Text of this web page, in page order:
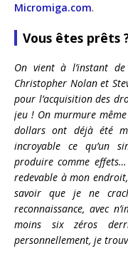
Micromiga.com.
Vous êtes prêts
On vient à l’instant de
Christopher Nolan et
pour l’acquisition des
jeu ! On murmure
dollars ont déjà été
incroyable ce qu’un
produire comme
redevable à mon
savoir que je ne
reconnaissance, avec
moins six zéros
personnellement, je